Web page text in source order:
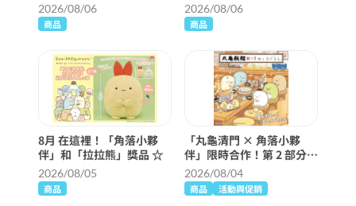
2026/08/06
商品
2026/08/06
商品
8月 在這裡！「角落小夥
伴」和「拉拉熊」獎品 ☆
2026/08/05
商品
「丸龜清門 × 角落小夥
伴」限時合作！第 2 部分已
經開始了！
2026/08/04
商品 活動與促銷